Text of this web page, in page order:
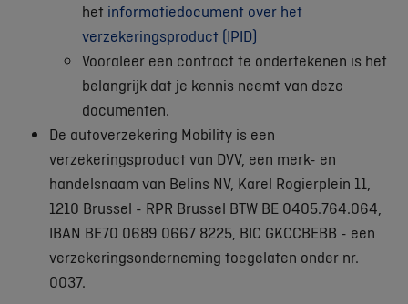
het informatiedocument over het
verzekeringsproduct (IPID)
Vooraleer een contract te ondertekenen is het
belangrijk dat je kennis neemt van deze
documenten.
De autoverzekering Mobility is een
verzekeringsproduct van DVV, een merk- en
handelsnaam van Belins NV, Karel Rogierplein 11,
1210 Brussel - RPR Brussel BTW BE 0405.764.064,
IBAN BE70 0689 0667 8225, BIC GKCCBEBB - een
verzekeringsonderneming toegelaten onder nr.
0037.